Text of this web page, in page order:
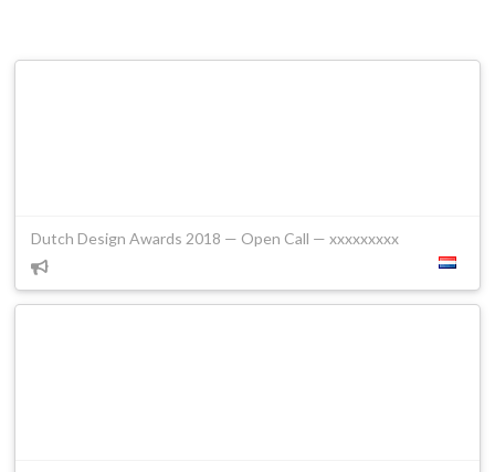
Dutch Design Awards 2018 — Open Call — xxxxxxxxx